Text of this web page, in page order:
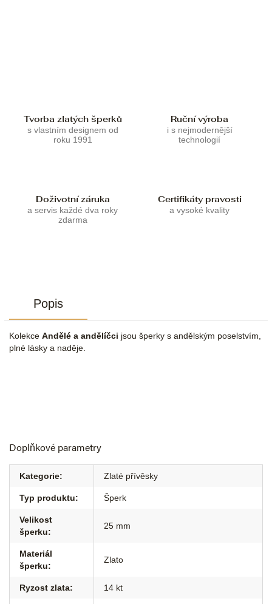
Tvorba zlatých šperků
s vlastním designem od
roku 1991
Ruční výroba
i s nejmodernější
technologií
Doživotní záruka
a servis každé dva roky
zdarma
Certifikáty pravosti
a vysoké kvality
Popis
Kolekce Andělé a andělíčci jsou šperky s andělským poselstvím,
plné lásky a naděje.
Doplňkové parametry
Kategorie: Zlaté přívěsky
Typ produktu: Šperk
Velikost
šperku:
25 mm
Materiál
šperku:
Zlato
Ryzost zlata: 14 kt